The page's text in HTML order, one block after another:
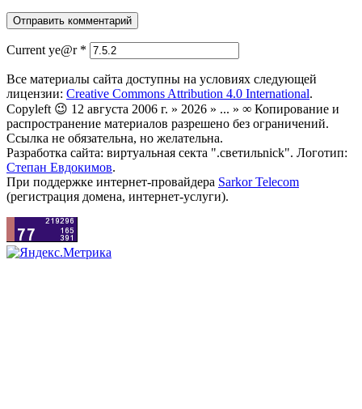
Current ye@r *
Все материалы сайта доступны на условиях следующей
лицензии: Creative Commons Attribution 4.0 International.
Copyleft 😉 12 августа 2006 г. » 2026 » ... » ∞ Копирование и
распространение материалов разрешено без ограничений.
Ссылка не обязательна, но желательна.
Разработка сайта: виртуальная секта ".светильnick". Логотип:
Степан Евдокимов.
При поддержке интернет-провайдера Sarkor Telecom
(регистрация домена, интернет-услуги).